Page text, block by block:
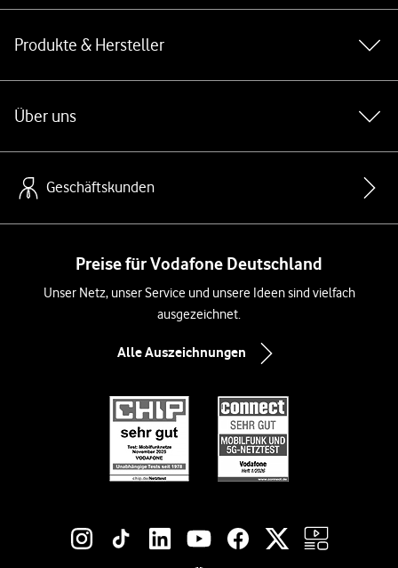
Produkte & Hersteller
Über uns
Geschäftskunden
Preise für Vodafone Deutschland
Unser Netz, unser Service und unsere Ideen sind vielfach
ausgezeichnet.
Alle Auszeichnungen
Social-Media-Links